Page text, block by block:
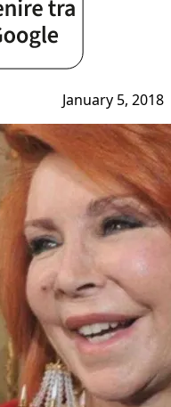
January 5, 2018